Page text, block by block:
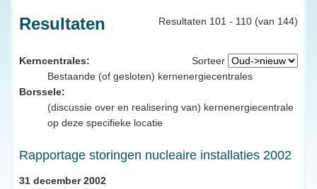
Resultaten 101 - 110 (van 144)
Resultaten
Sorteer
Kerncentrales:
Bestaande (of gesloten) kernenergiecentrales
Borssele:
(discussie over en realisering van) kernenergiecentrale
op deze specifieke locatie
Rapportage storingen nucleaire installaties 2002
31 december 2002